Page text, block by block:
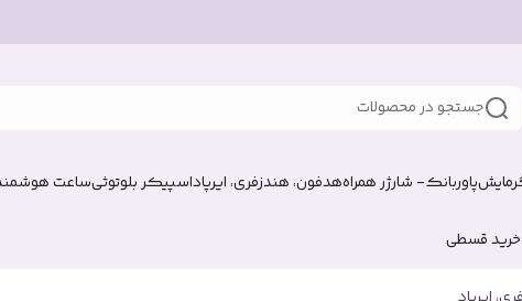
جستجو در محصولات
پاوربانک- شارژر همراههدفون، هندزفری، ایرپاداسپیکر بلوتوثیساعت
خرید قسطی